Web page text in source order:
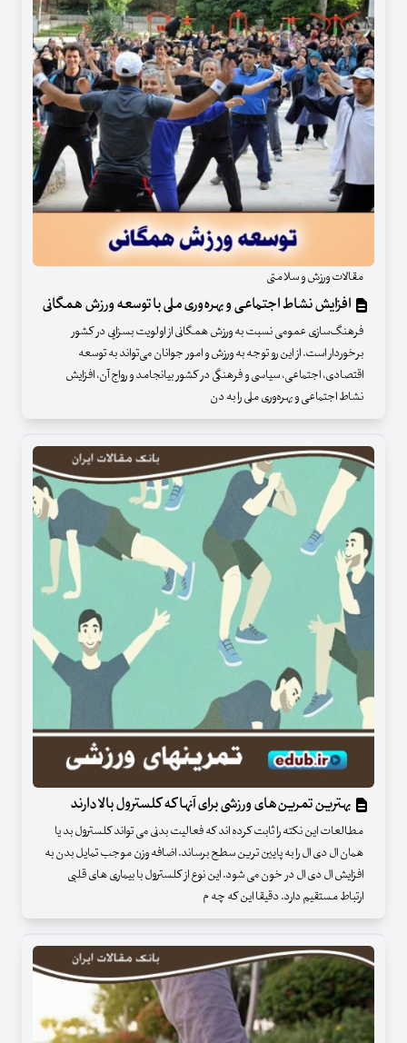
مقالات ورزش و سلامتی
افزایش نشاط اجتماعی و بهره‌وری ملی با توسعه ورزش همگانی
فرهنگ‌سازی عمومی نسبت به ورزش همگانی از اولویت بسزایی در کشور
برخوردار است. از این رو توجه به ورزش و امور جوانان می‌تواند به توسعه
اقتصادی، اجتماعی، سیاسی و فرهنگی در کشور بیانجامد و رواج آن، افزایش
نشاط اجتماعی و بهره‌وری ملی را به دن
بهترین تمرین‌های ورزشی برای آنها که کلسترول بالا دارند
مطالعات این نکته را ثابت کرده اند که فعالیت بدنی می تواند کلسترول بد یا
همان ال دی ال را به پایین ترین سطح برساند. اضافه وزن موجب تمایل بدن به
افزایش ال دی ال در خون می شود. این نوع از کلسترول با بیماری های قلبی
ارتباط مستقیم دارد. دقیقا این که چه م